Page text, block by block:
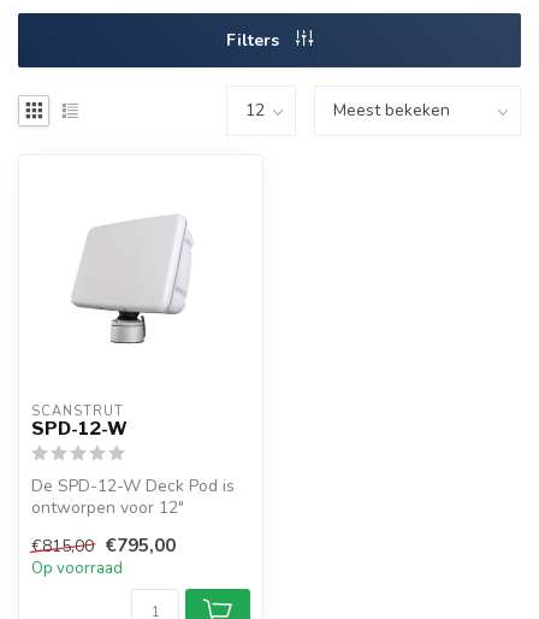
Filters
SCANSTRUT
SPD-12-W
De SPD-12-W Deck Pod is
ontworpen voor 12"
draaibare ...
€815,00 €795,00
Op voorraad